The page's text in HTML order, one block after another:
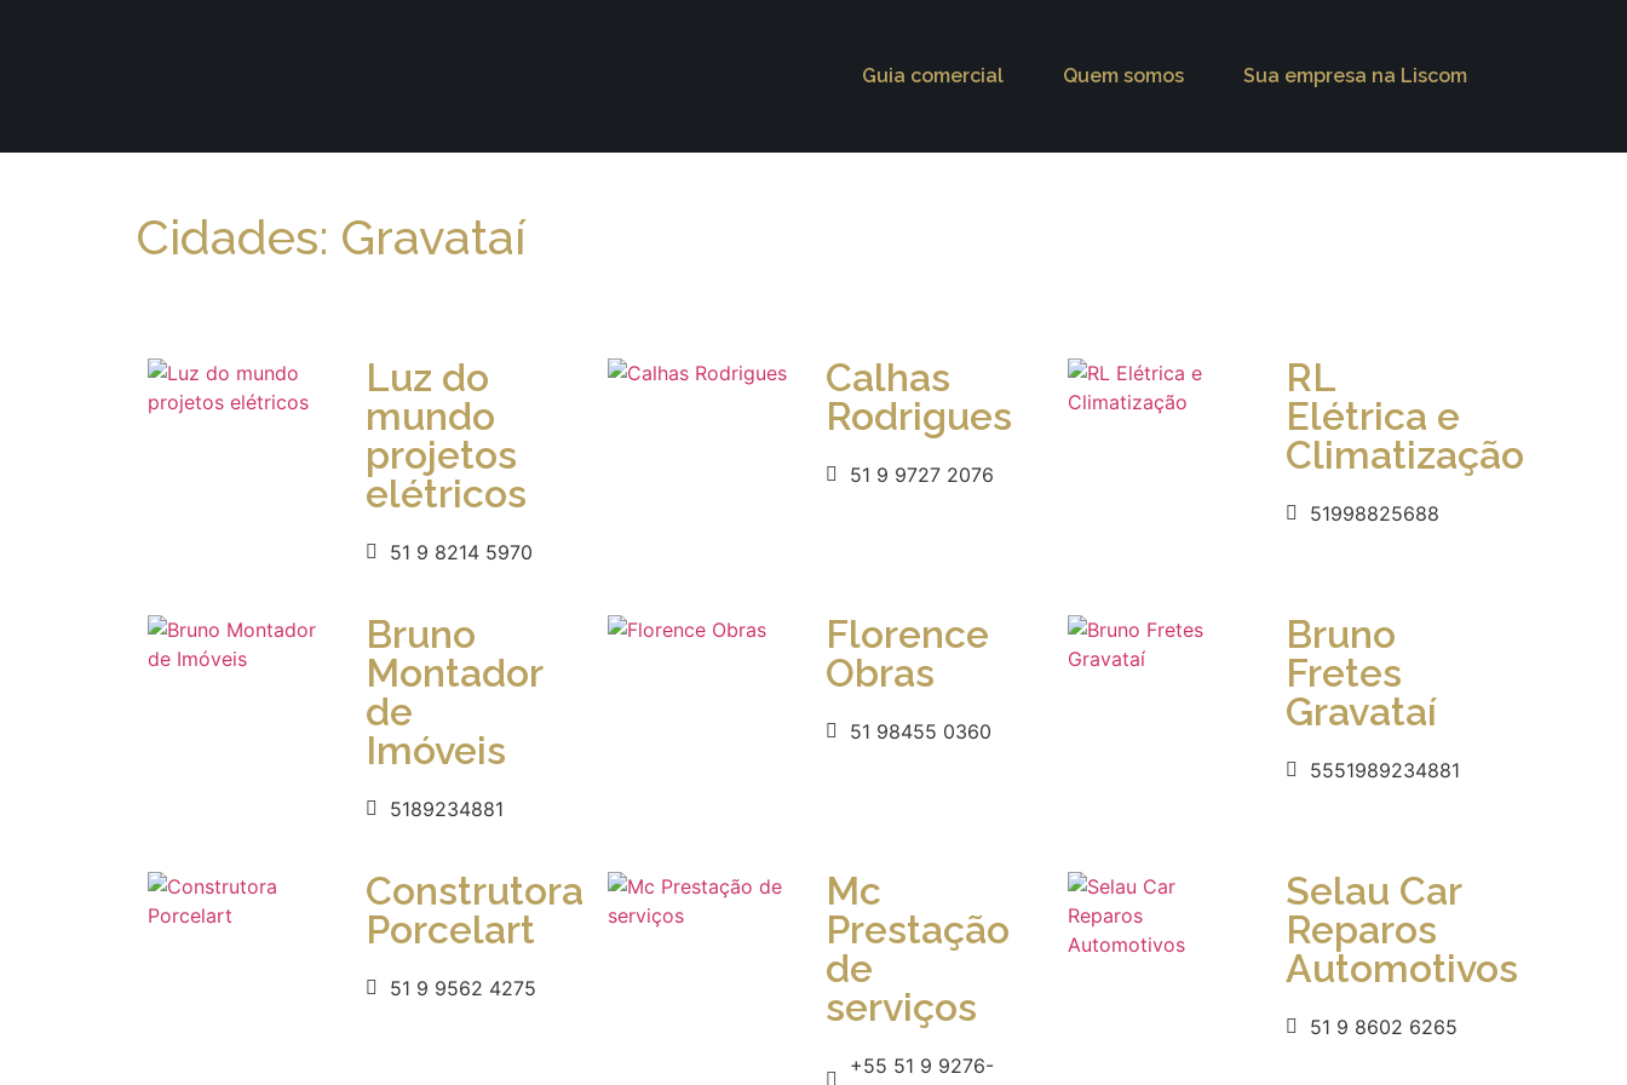
Guia comercial Quem somos Sua empresa na Liscom
Cidades: Gravataí
Luz do
mundo
projetos
elétricos
51 9 8214 5970
Calhas
Rodrigues
51 9 9727 2076
RL
Elétrica e
Climatização
51998825688
Bruno
Montador
de
Imóveis
5189234881
Florence
Obras
51 98455 0360
Bruno
Fretes
Gravataí
5551989234881
Construtora
Porcelart
51 9 9562 4275
Mc
Prestação
de
serviços
+55 51 9 9276-
Selau Car
Reparos
Automotivos
51 9 8602 6265